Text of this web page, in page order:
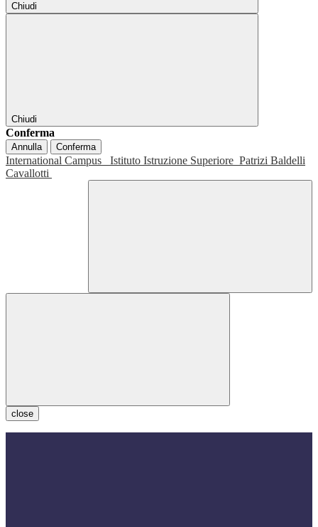
Chiudi
Chiudi
Conferma
Annulla Conferma
International Campus Istituto Istruzione Superiore Patrizi Baldelli
Cavallotti
close